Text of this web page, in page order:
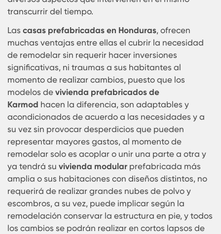
concepto de tener una vivienda ha cambiado
también, se ha pasado de idealizar una vivienda
para vivir para siempre, a tener la necesidad de
estar remodelando de acuerdo a las
diversos aspectos que intervienen en el mismo
transcurrir del tiempo.
Lascasas prefabricadas en Honduras
muchas ventajas entre ellas el cubrir la
de remodelar sin requerir hacer inversiones
significativas, ni traumas a sus habitantes al
momento de realizar cambios, puesto que los
modelos devivienda prefabricados de
Karmodhacen la diferencia, son adaptables y
acondicionados de acuerdo a las necesidades
su vez sin provocar desperdicios que pueden
representar mayores gastos, al momento de